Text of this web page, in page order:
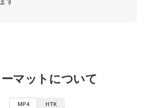
マットについて
MP4 HTK